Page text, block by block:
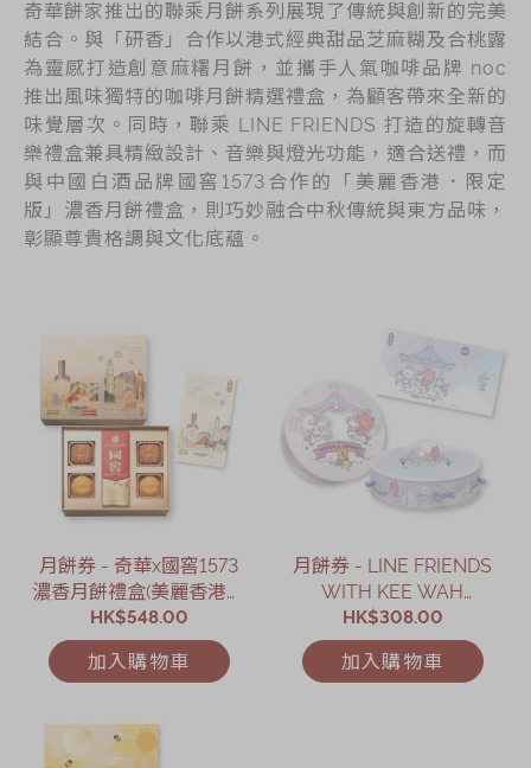
奇華餅家推出的聯乘月餅系列展現了傳統與創新的完美
結合。與「研香」合作以港式經典甜品芝麻糊及合桃露
為靈感打造創意麻糬月餅，並攜手人氣咖啡品牌 noc
推出風味獨特的咖啡月餅精選禮盒，為顧客帶來全新的
味覺層次。同時，聯乘 LINE FRIENDS 打造的旋轉音
樂禮盒兼具精緻設計、音樂與燈光功能，適合送禮，而
與中國白酒品牌國窖1573合作的「美麗香港．限定
版」濃香月餅禮盒，則巧妙融合中秋傳統與東方品味，
彰顯尊貴格調與文化底蘊。
月餅券 - 奇華x國窖1573
濃香月餅禮盒(美麗香港．
限定版)禮券
HK$548.00
加入購物車
月餅券 - LINE FRIENDS
WITH KEE WAH
BAKERY什錦奶皇月餅旋
轉音樂禮盒禮券
HK$308.00
加入購物車